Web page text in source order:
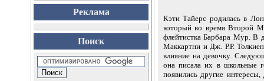
Реклама
Поиск
Кэти Тайерс родилась в
который во время Второй
флейтистка Барбара Мур. В
Маккартни и Дж. Р.Р.
влияние на девочку.
она писала их в школьные
появились другие